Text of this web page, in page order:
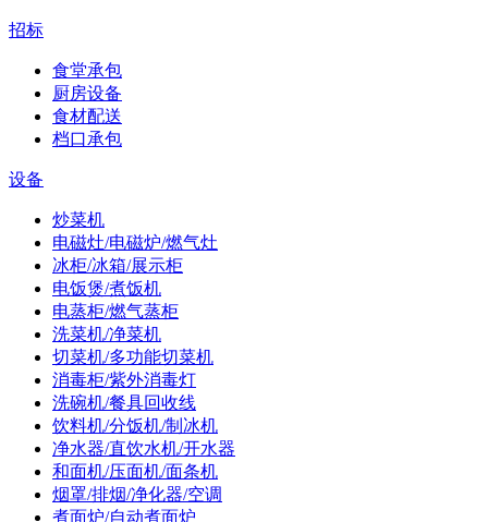
招标
食堂承包
厨房设备
食材配送
档口承包
设备
炒菜机
电磁灶/电磁炉/燃气灶
冰柜/冰箱/展示柜
电饭煲/煮饭机
电蒸柜/燃气蒸柜
洗菜机/净菜机
切菜机/多功能切菜机
消毒柜/紫外消毒灯
洗碗机/餐具回收线
饮料机/分饭机/制冰机
净水器/直饮水机/开水器
和面机/压面机/面条机
烟罩/排烟/净化器/空调
煮面炉/自动煮面炉